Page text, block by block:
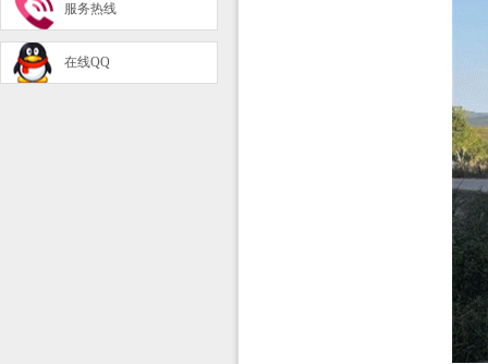
服务热线
在线QQ